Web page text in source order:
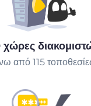
χώρες
από 115